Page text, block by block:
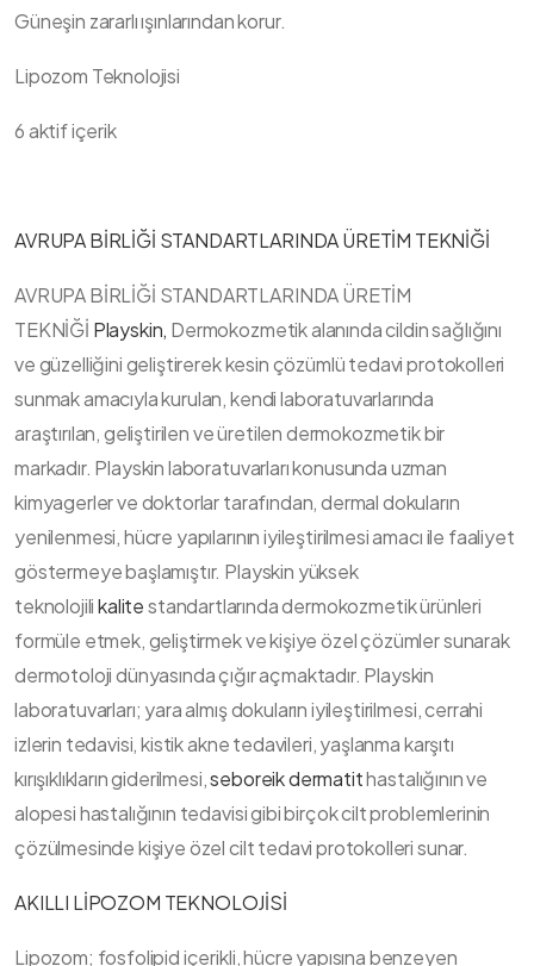
Güneşin zararlı ışınlarından korur.
Lipozom Teknolojisi
6 aktif içerik
AVRUPA BİRLİĞİ STANDARTLARINDA ÜRETİM TEKNİĞİ
AVRUPA BİRLİĞİ STANDARTLARINDA ÜRETİM
TEKNİĞİ Playskin, Dermokozmetik alanında cildin sağlığını
ve güzelliğini geliştirerek kesin çözümlü tedavi protokolleri
sunmak amacıyla kurulan, kendi laboratuvarlarında
araştırılan, geliştirilen ve üretilen dermokozmetik bir
markadır. Playskin laboratuvarları konusunda uzman
kimyagerler ve doktorlar tarafından, dermal dokuların
yenilenmesi, hücre yapılarının iyileştirilmesi amacı ile faaliyet
göstermeye başlamıştır. Playskin yüksek
teknolojilikalitestandartlarında dermokozmetik ürünleri
formüle etmek, geliştirmek ve kişiye özel çözümler sunarak
dermotoloji dünyasında çığır açmaktadır. Playskin
laboratuvarları; yara almış dokuların iyileştirilmesi, cerrahi
izlerin tedavisi, kistik akne tedavileri, yaşlanma karşıtı
kırışıklıkların giderilmesi,seboreik dermatithastalığının ve
alopesi hastalığının tedavisi gibi birçok cilt problemlerinin
çözülmesinde kişiye özel cilt tedavi protokolleri sunar.
AKILLI LİPOZOM TEKNOLOJİSİ
Lipozom; fosfolipid içerikli, hücre yapısına benzeyen